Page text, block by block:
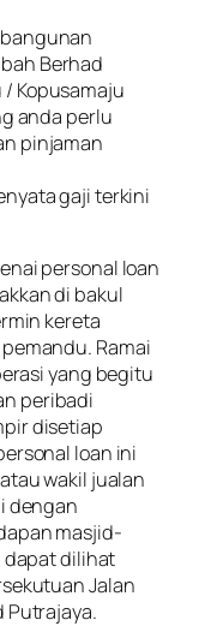
Berhad
Kopusamaju
anda perlu
pinjaman
gaji terkini
personal loan
di bakul
kereta
Ramai
yang begitu
peribadi
disetiap
loan ini
wakil jualan
dengan
masjid-
dapat dilihat
Jalan
Putrajaya.